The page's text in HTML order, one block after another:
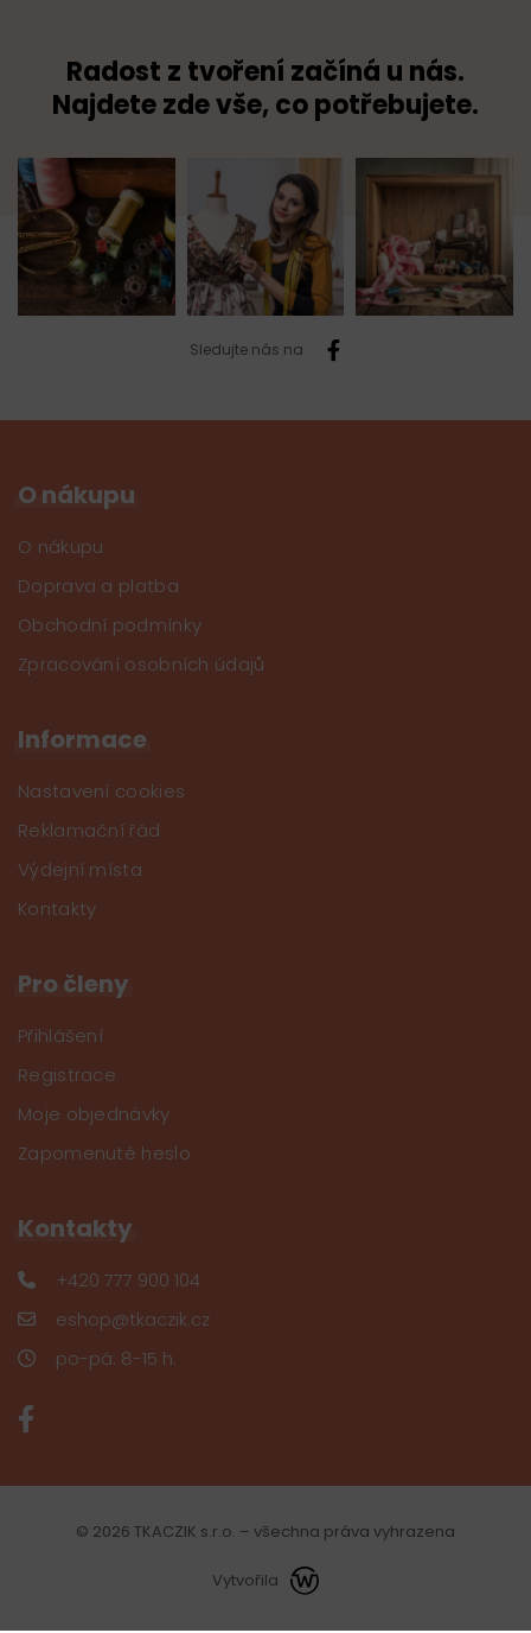
Radost z tvoření začíná u nás.
Najdete zde vše, co potřebujete.
Sledujte nás na
O nákupu
O nákupu
Doprava a platba
Obchodní podmínky
Zpracování osobních údajů
Informace
Nastavení cookies
Reklamační řád
Výdejní místa
Kontakty
Pro členy
Přihlášení
Registrace
Moje objednávky
Zapomenuté heslo
Kontakty
+420 777 900 104
eshop@tkaczik.cz
po-pá: 8-15 h.
© 2026 TKACZIK s.r.o. – všechna práva vyhrazena
Vytvořila